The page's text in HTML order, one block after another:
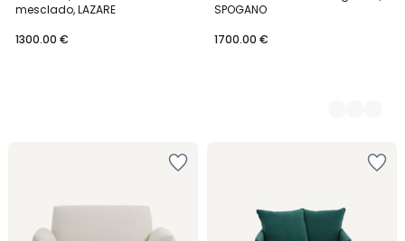
mesclado, LAZARE
1300.00 €
SPOGANO
1700.00 €